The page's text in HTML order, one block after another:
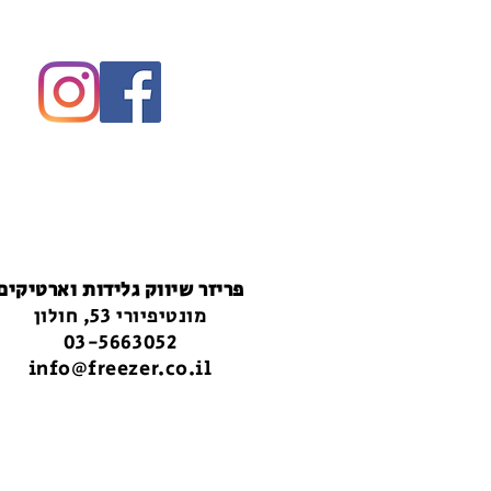
פריזר שיווק גלידות
מונטיפיורי 53, חולון
03-5663052
info@freezer.co.il